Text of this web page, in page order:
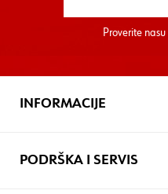
Proverite nasu
INFORMACIJE
PODRŠKA I SERVIS